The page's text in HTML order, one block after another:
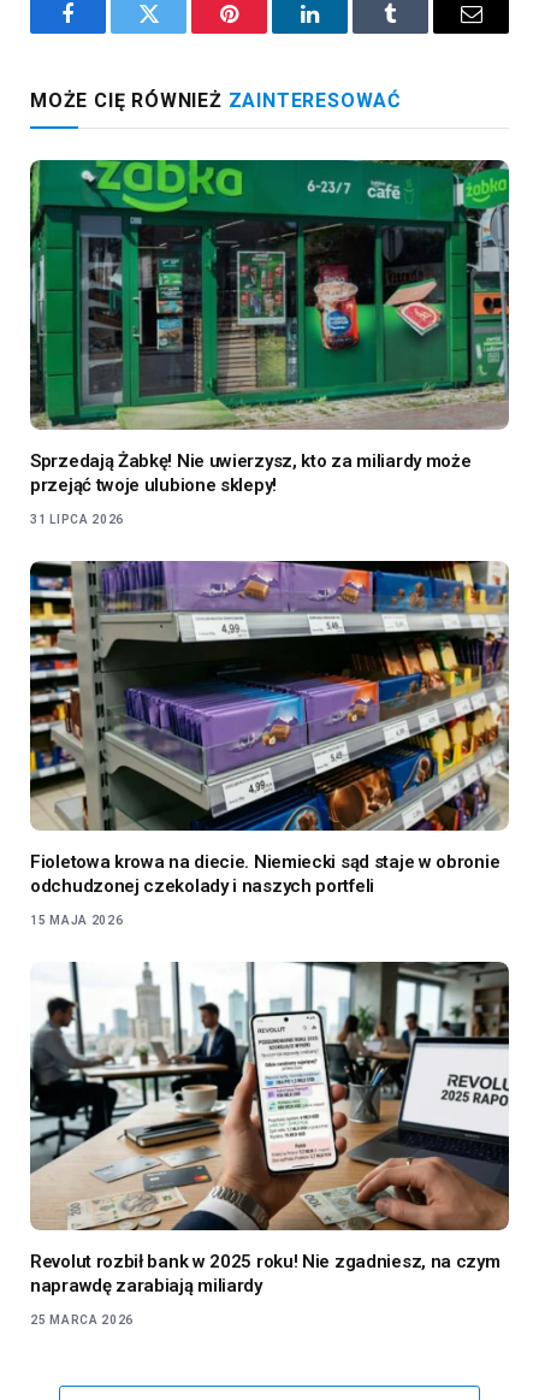
FacebookTwitter Pinterest LinkedInTumblr Email
MOŻE CIĘ RÓWNIEŻ ZAINTERESOWAĆ
Sprzedają Żabkę! Nie uwierzysz, kto za miliardy może
przejąć twoje ulubione sklepy!
31 LIPCA 2026
Fioletowa krowa na diecie. Niemiecki sąd staje w obronie
odchudzonej czekolady i naszych portfeli
15 MAJA 2026
Revolut rozbił bank w 2025 roku! Nie zgadniesz, na czym
naprawdę zarabiają miliardy
25 MARCA 2026